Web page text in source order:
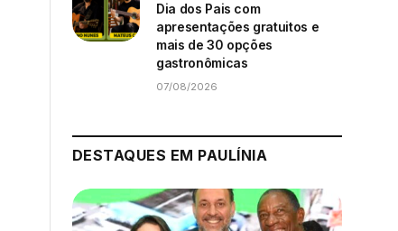
Dia dos Pais com
apresentações gratuitos e
mais de 30 opções
gastronômicas
07/08/2026
DESTAQUES EM PAULÍNIA